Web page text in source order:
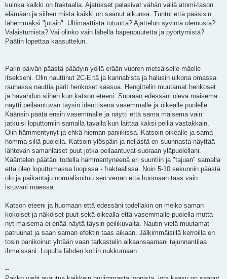
kuinka kaikki on fraktaalia. Ajatukset palasivat vähän väliä atomi-tason
elämään ja siihen mistä kaikki on saanut alkunsa. Tuntui että pääsisin
lähemmäksi "jotain". Ultimaattista totuutta? Ajattelun syvintä olemusta?
Valaistumista? Vai olinko vain lähellä hapenpuutetta ja pyörtymistä?
Päätin lopettaa kaasuttelun.
--
Parin päivän päästä päädyin yöllä erään vuoren metsäiselle mäelle
itsekseni. Olin nauttinut 2C-E:tä ja kannabista ja halusin ulkona omassa
rauhassa nauttia parit henkoset kaasua. Hengittelin muutamat henkoset
ja havahdun siihen kun katson eteeni. Suoraan edessäni oleva maisema
näytti peilaantuvan täysin identtisenä vasemmalle ja oikealle puolelle.
Käänsin päätä ensin vasemmalle ja näytti että sama maisema vain
jatkuisi loputtomiin samalla tavalla kun laittaa kaksi peiliä vastakkain.
Olin hämmentynyt ja ehkä hieman paniikissa. Katsoin oikealle ja sama
homma sillä puolella. Katsoin ylöspäin ja neljästä eri suunnasta näyttää
lähtevän samanlaiset puut jotka peilaantuvat suoraan yläpuolellani.
Kääntelen päätäni todella hämmentyneenä eri suuntiin ja "tajuan" samalla
että olen loputtomassa loopissa - fraktaalissa. Noin 5-10 sekunnin päästä
olo ja paikantaju normalisoituu sen verran että huomaan taas vain
istuvani mäessä.
Katson eteeni ja huomaan että edessäni todellakin on melko saman
kokoiset ja näköiset puut sekä oikealla että vasemmalle puolella mutta
nyt maisema ei enää näytä täysin peilikuvalta. Nautin vielä muutamat
patruunat ja saan saman efektin taas aikaan. Jälkimmäisillä kerroilla en
tosin panikoinut yhtään vaan tarkastelin aikaansaamani tajunnantilaa
ihmeissäni. Lopulta lähden kotiin nukkumaan.
--